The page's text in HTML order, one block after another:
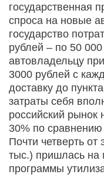
государственная
спроса на новые
государство
рублей – по 50
автовладельцу
3000 рублей с
доставку до
затраты себя
российский
30% по
Почти четверть от
тыс.) пришлась на
программы